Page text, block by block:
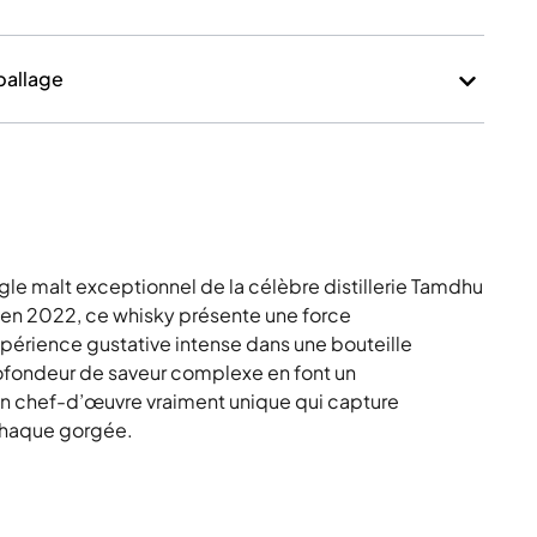
malt exceptionnel de la célèbre distillerie Tamdhu
2022, ce whisky présente une force
gustative intense dans une bouteille
de saveur complexe en font un
chef-d’œuvre vraiment unique qui capture
gorgée.